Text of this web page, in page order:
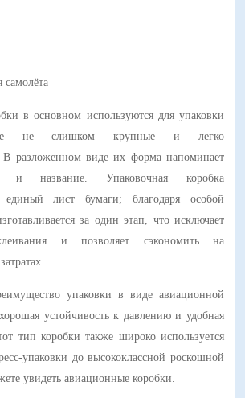
в основном используются для упаковки
не слишком крупные и легко
В разложенном виде их форма напоминает
и название. Упаковочная коробка
единый лист бумаги; благодаря особой
за один этап, что исключает
и позволяет сэкономить на
упаковки в виде авиационной
устойчивость к давлению и удобная
тип коробки также широко используется
упаковки до высококлассной роскошной
увидеть авиационные коробки.